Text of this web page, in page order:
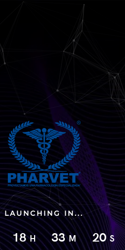
LAUNCHING IN...
18H 33M 19S